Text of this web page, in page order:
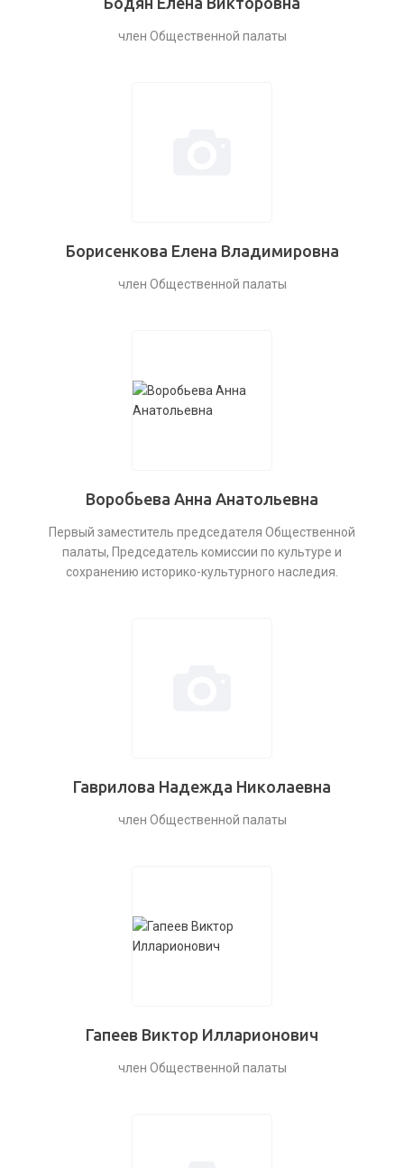
член Общественной палаты
Борисенкова Елена Владимировна
член Общественной палаты
Воробьева Анна Анатольевна
Первый заместитель председателя Общественной
палаты, Председатель комиссии по культуре и
сохранению историко-культурного наследия.
Гаврилова Надежда Николаевна
член Общественной палаты
Гапеев Виктор Илларионович
член Общественной палаты